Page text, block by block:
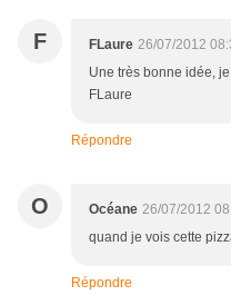
F FLaure 26/07/2012
Une très bonne idée,
FLaure
Répondre
O Océane 26/07/2012
quand je vois cette
Répondre